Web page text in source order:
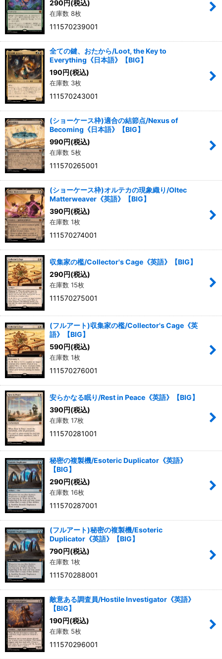
290 円(税込)
在庫数 8枚
111570239001
全ての鍵、おたから/Loot, the Key to
Everything《日本語》【BIG】
190円(税込)
在庫数 3枚
111570243001
(ショーケース枠)適合の結節点/Nexus of
Becoming《日本語》【BIG】
990円(税込)
在庫数 5枚
111570265001
(ショーケース枠)オルテカの現象織り/Oltec
Matterweaver《英語》【BIG】
390円(税込)
在庫数 1枚
111570274001
収集家の檻/Collector's Cage《英語》【BIG】
290円(税込)
在庫数 15枚
111570275001
(フルアート)収集家の檻/Collector's Cage《英
語》【BIG】
590円(税込)
在庫数 1枚
111570276001
安らかなる眠り/Rest in Peace《英語》【BIG】
390円(税込)
在庫数 17枚
111570281001
秘密の複製機/Esoteric Duplicator《英語》
【BIG】
290円(税込)
在庫数 16枚
111570287001
(フルアート)秘密の複製機/Esoteric
Duplicator《英語》【BIG】
790円(税込)
在庫数 1枚
111570288001
敵意ある調査員/Hostile Investigator《英語》
【BIG】
190円(税込)
在庫数 5枚
111570296001